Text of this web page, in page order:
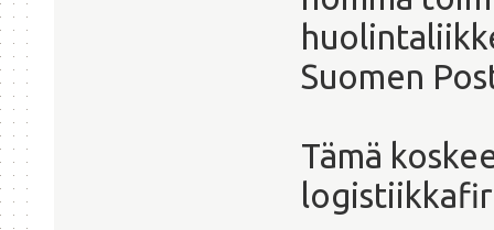
Suomen
Tämä